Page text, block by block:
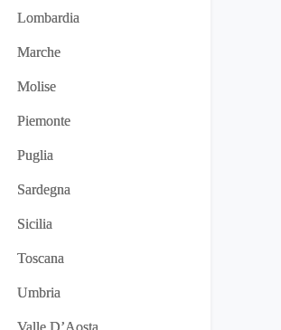
Lombardia
Marche
Molise
Piemonte
Puglia
Sardegna
Sicilia
Toscana
Umbria